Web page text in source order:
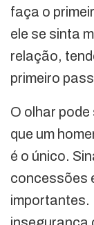
faça o
ele se sinta
relação,
primeiro
O olhar pode
que um
é o único.
concessões
importantes.